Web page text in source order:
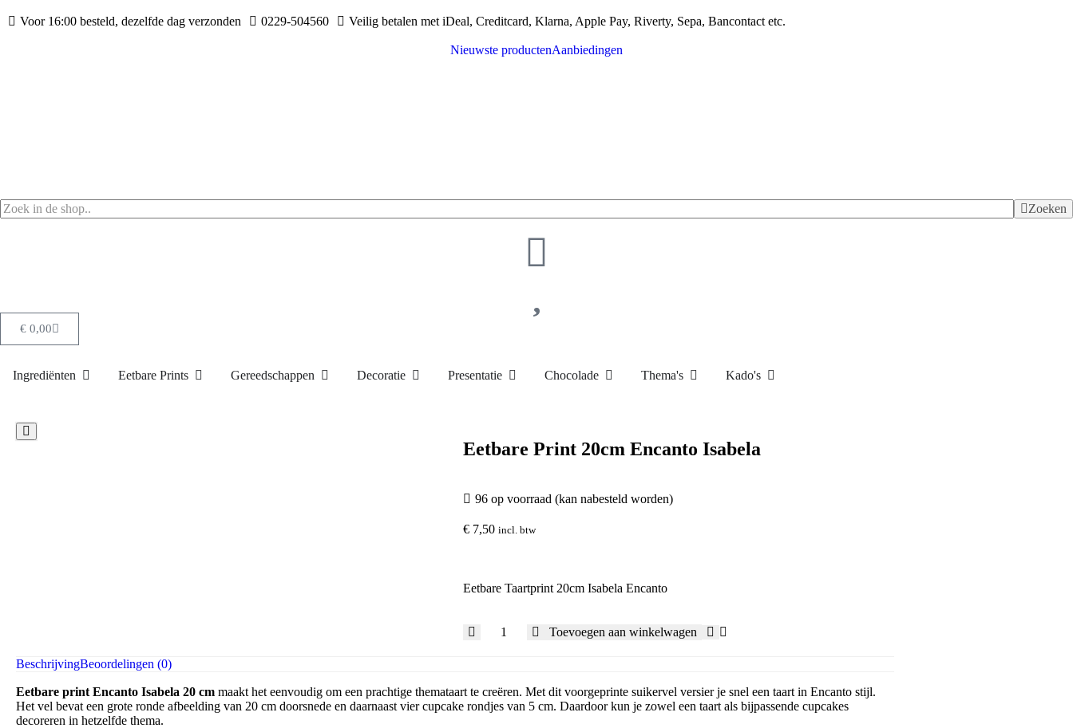
Voor 16:00 besteld, dezelfde dag verzonden 0229-504560 Veilig betalen met iDeal, Creditcard, Klarna, Apple Pay, Riverty, Sepa, Bancontact etc.
Nieuwste productenAanbiedingen
Zoeken
€ 0,00
Ingrediënten Eetbare Prints Gereedschappen Decoratie Presentatie Chocolade Thema's Kado's
Eetbare Print 20cm Encanto Isabela
96 op voorraad (kan nabesteld worden)
€ 7,50 incl. btw
Eetbare Taartprint 20cm Isabela Encanto
Toevoegen aan winkelwagen
BeschrijvingBeoordelingen (0)
Eetbare print Encanto Isabela 20 cm maakt het eenvoudig om een prachtige themataart te creëren. Met dit voorgeprinte suikervel versier je snel een taart in Encanto stijl.
Het vel bevat een grote ronde afbeelding van 20 cm doorsnede en daarnaast vier cupcake rondjes van 5 cm. Daardoor kun je zowel een taart als bijpassende cupcakes
decoreren in hetzelfde thema.